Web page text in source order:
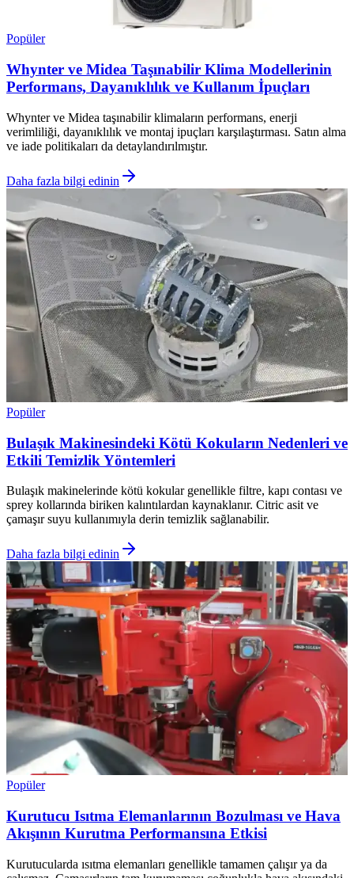
Popüler
Whynter ve Midea Taşınabilir Klima Modellerinin
Performans, Dayanıklılık ve Kullanım İpuçları
Whynter ve Midea taşınabilir klimaların performans, enerji
verimliliği, dayanıklılık ve montaj ipuçları karşılaştırması. Satın alma
ve iade politikaları da detaylandırılmıştır.
Daha fazla bilgi edinin
Popüler
Bulaşık Makinesindeki Kötü Kokuların Nedenleri ve
Etkili Temizlik Yöntemleri
Bulaşık makinelerinde kötü kokular genellikle filtre, kapı contası ve
sprey kollarında biriken kalıntılardan kaynaklanır. Citric asit ve
çamaşır suyu kullanımıyla derin temizlik sağlanabilir.
Daha fazla bilgi edinin
Popüler
Kurutucu Isıtma Elemanlarının Bozulması ve Hava
Akışının Kurutma Performansına Etkisi
Kurutucularda ısıtma elemanları genellikle tamamen çalışır ya da